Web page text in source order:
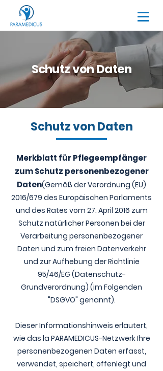
Schutz von Daten
Schutz von Daten
Merkblatt für Pflegeempfänger
zum Schutz personenbezogener
Daten(Gemäß der Verordnung (EU)
2016/679 des Europäischen Parlaments
und des Rates vom 27. April 2016 zum
Schutz natürlicher Personen bei der
Verarbeitung personenbezogener
Daten und zum freien Datenverkehr
und zur Aufhebung der Richtlinie
95/46/EG (Datenschutz-
Grundverordnung) (im Folgenden
"DSGVO" genannt).
Dieser Informationshinweis erläutert,
wie das la PARAMEDICUS-Netzwerk Ihre
personenbezogenen Daten erfasst,
verwendet, speichert, offenlegt und